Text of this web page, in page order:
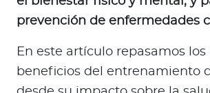
prevención de enfermedades
En este artículo repasamos
beneficios del entrenamiento